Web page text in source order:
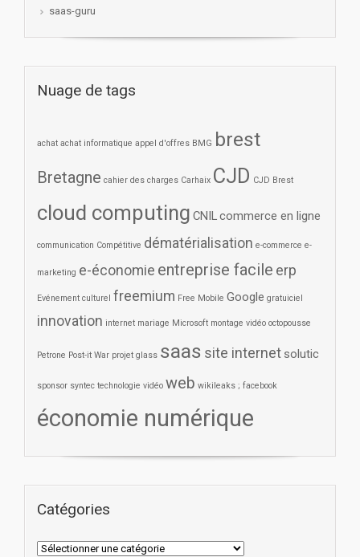
saas-guru
Nuage de tags
achat achat informatique appel d'offres BMG brest
Bretagne cahier des charges Carhaix CJD CJD Brest
cloud computing CNILcommerce en ligne
communication Compétitive dématérialisation e-commerce e-
marketing e-économie entreprise facile erp
Evénement culturel freemium Free Mobile Google gratuiciel
innovation internet mariage Microsoft montage vidéo octopousse
Petrone Post-it War projet glass saas site internet solutic
sponsor syntec technologie vidéo web wikileaks ; facebook
économie numérique
Catégories